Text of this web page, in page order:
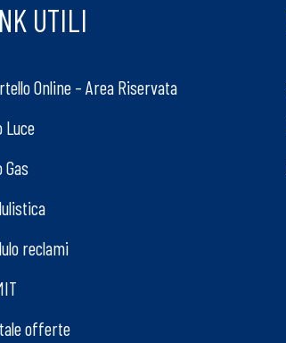
UTILI
Online – Area Riservata
Luce
reclami
offerte